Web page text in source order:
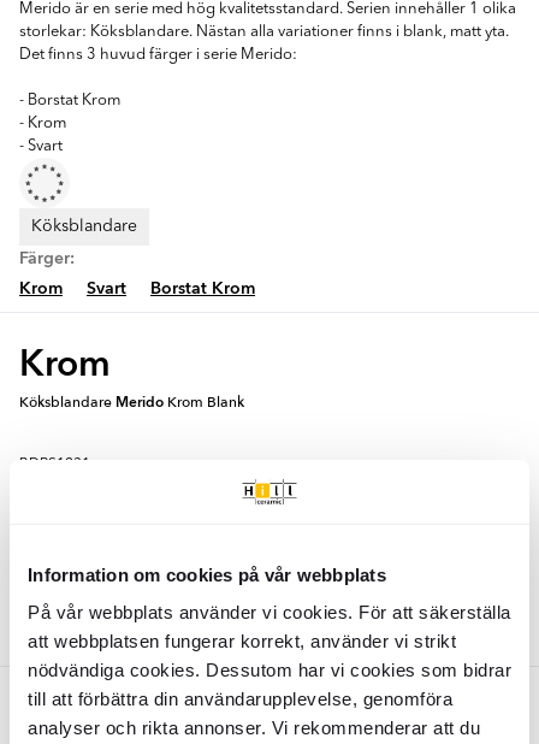
Information om cookies på vår webbplats
På vår webbplats använder vi cookies. För att säkerställa
att webbplatsen fungerar korrekt, använder vi strikt
nödvändiga cookies. Dessutom har vi cookies som bidrar
till att förbättra din användarupplevelse, genomföra
analyser och rikta annonser. Vi rekommenderar att du
Merido är en serie med hög kvalitetsstandard. Serien innehåller 1 olika
storlekar: Köksblandare. Nästan alla variationer finns i blank, matt yta.
Det finns 3 huvud färger i serie Merido:
- Borstat Krom
- Krom
- Svart
Köksblandare
Färger:
Krom
Svart Borstat Krom
Krom
Köksblandare Merido Krom Blank
BDRS1231
LÄGG I VARUKORG
Svart